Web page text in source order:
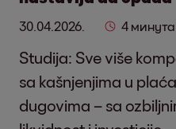
30.04.2026. 4 минута
Studija: Sve više
sa kašnjenjima u
dugovima – sa